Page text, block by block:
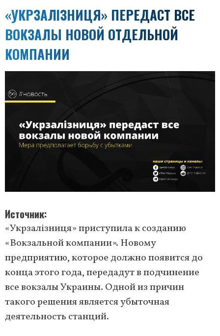
«УКРЗАЛІЗНИЦЯ» ПЕРЕДАСТ ВСЕ
ВОКЗАЛЫ НОВОЙ ОТДЕЛЬНОЙ
КОМПАНИИ
Источник
«Укрзалізниця» приступила к созданию
«Вокзальной компании». Новому
предприятию, которое должно появится до
конца этого года, передадут в подчинение
все вокзалы Украины. Одной из причин
такого решения является убыточная
деятельность станций.